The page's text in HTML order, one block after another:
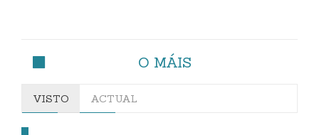
O MÁIS
VISTO ACTUAL